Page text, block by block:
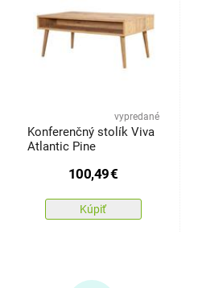
vypredané
Konferenčný stolík Viva
Atlantic Pine
100,49€
Kúpiť